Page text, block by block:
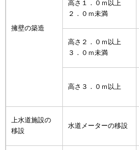
擁壁の築造
高さ１．０ｍ以上
２．０ｍ未満
高さ２．０ｍ以上
３．０ｍ未満
高さ３．０ｍ以上
上水道施設の
移設
水道メーターの移設